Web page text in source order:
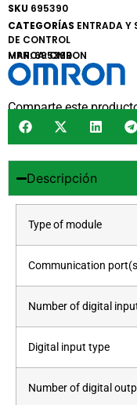
SKU 695390
CATEGORÍAS ENTRADA Y
DE CONTROL
MARCA:OMRON
MPN: 695390
Comparte este
Descripción
Type of module
Communication
Number of digital
Digital input type
Number of digital